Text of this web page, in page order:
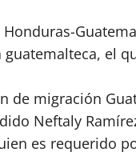
el
de migración
Neftaly
es requerido